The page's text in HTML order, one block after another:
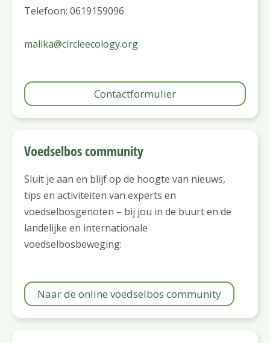
Telefoon: 0619159096
malika@circleecology.org
Contactformulier
Voedselbos community
Sluit je aan en blijf op de hoogte van nieuws,
tips en activiteiten van experts en
voedselbosgenoten – bij jou in de buurt en de
landelijke en internationale
voedselbosbeweging:
Naar de online voedselbos community